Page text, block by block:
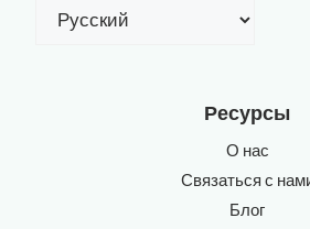
язык
Ресурсы
О нас
Связаться с
Блог